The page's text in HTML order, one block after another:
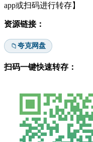
app或扫码进行转存】
资源链接：
📁夸克网盘
扫码一键快速转存：